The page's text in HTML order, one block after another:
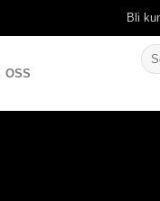
Bli
OSS
Sök